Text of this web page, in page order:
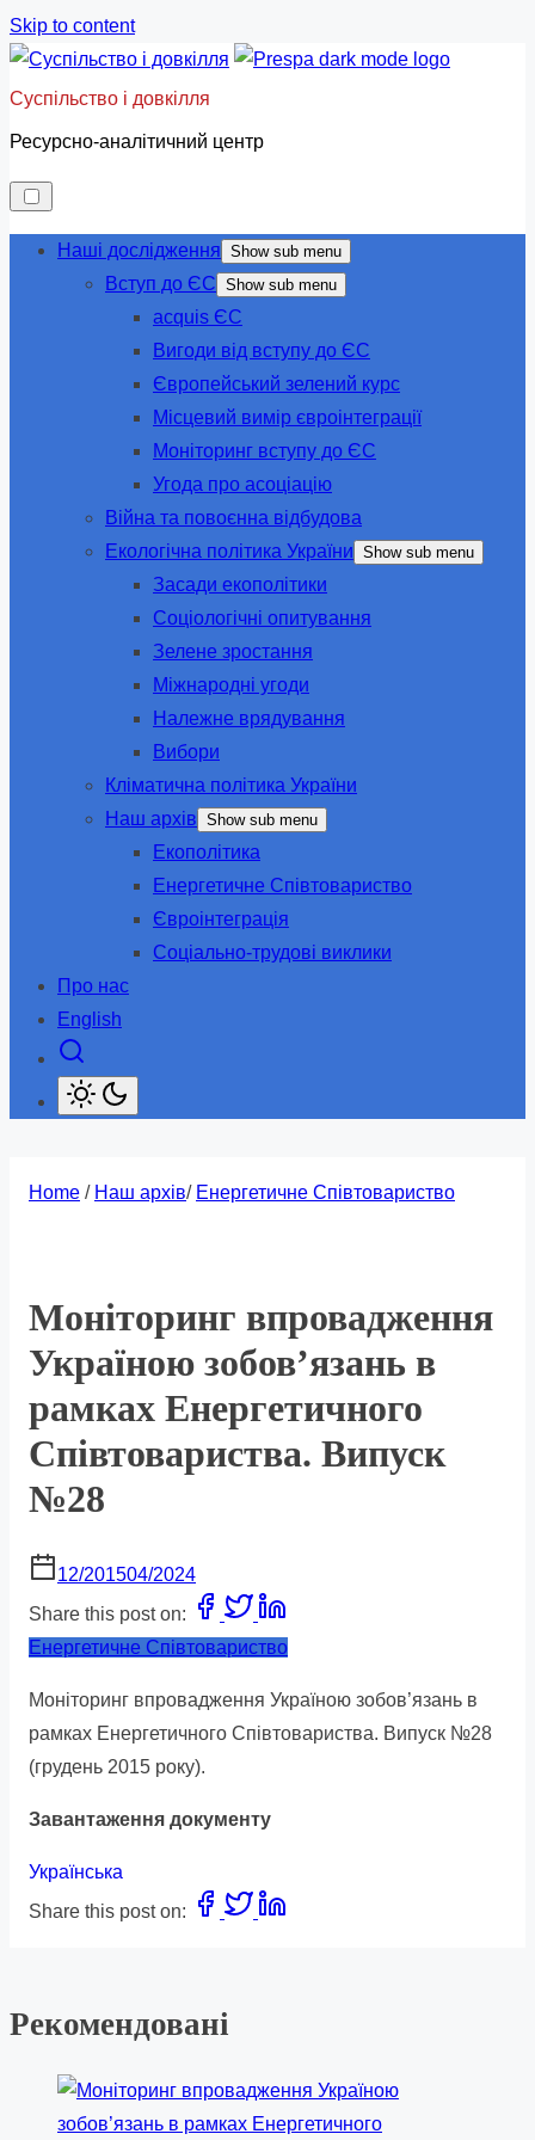
Skip to content
Суспільство і довкілля
Ресурсно-аналітичний центр
Наші дослідження Show sub menu
Вступ до ЄС Show sub menu
acquis ЄС
Вигоди від вступу до ЄС
Європейський зелений курс
Місцевий вимір євроінтеграції
Моніторинг вступу до ЄС
Угода про асоціацію
Війна та повоєнна відбудова
Екологічна політика України Show sub menu
Засади екополітики
Соціологічні опитування
Зелене зростання
Міжнародні угоди
Належне врядування
Вибори
Кліматична політика України
Наш архів Show sub menu
Екополітика
Енергетичне Співтовариство
Євроінтеграція
Соціально-трудові виклики
Про нас
English
Home / Наш архів/ Енергетичне Співтовариство
Моніторинг впровадження
Україною зобов’язань в
рамках Енергетичного
Співтовариства. Випуск
№28
12/201504/2024
Share this post on:
Енергетичне Співтовариство
Моніторинг впровадження Україною зобов’язань в
рамках Енергетичного Співтовариства. Випуск №28
(грудень 2015 року).
Завантаження документу
Українська
Share this post on:
Рекомендовані